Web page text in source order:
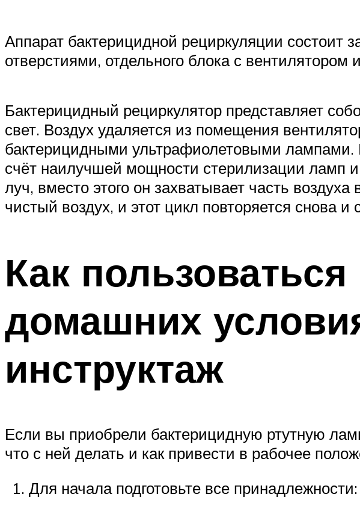
Аппарат бактерицидной рециркуляции состоит
отверстиями, отдельного блока с
Бактерицидный рециркулятор представляет
свет. Воздух удаляется из помещения
бактерицидными ультрафиолетовыми лампами.
счёт наилучшей мощности стерилизации ламп
луч, вместо этого он захватывает часть
чистый воздух, и этот цикл повторяется снова
Как
домашних
инструктаж
Если вы приобрели бактерицидную ртутную
что с ней делать и как привести в рабочее
Для начала подготовьте все